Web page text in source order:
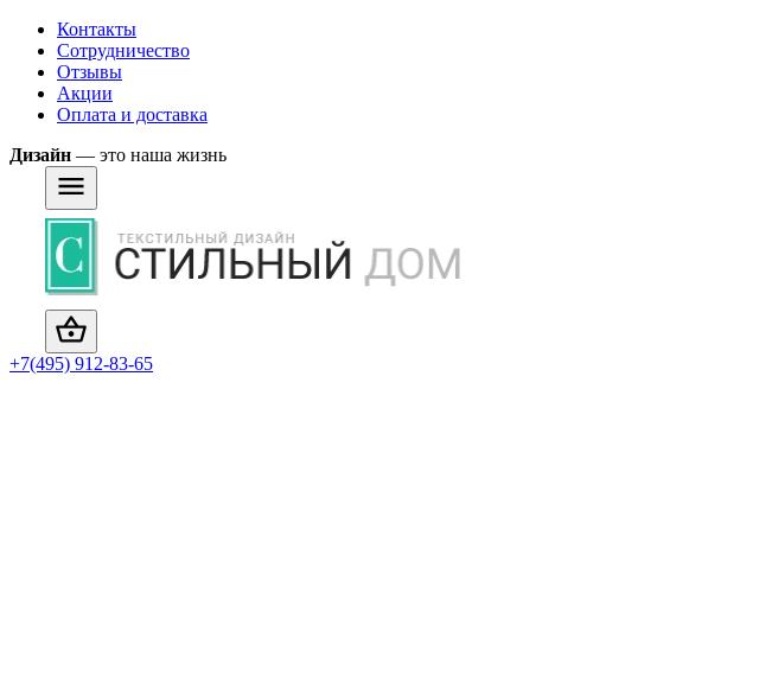
Контакты
Сотрудничество
Отзывы
Акции
Оплата и доставка
Дизайн — это наша жизнь
+7(495) 912-83-65